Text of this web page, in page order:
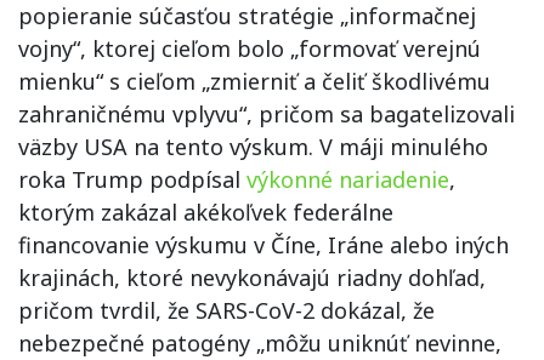
popieranie súčasťou stratégie „informačnej
vojny“, ktorej cieľom bolo „formovať verejnú
mienku“ s cieľom „zmierniť a čeliť škodlivému
zahraničnému vplyvu“, pričom sa bagatelizovali
väzby USA na tento výskum. V máji minulého
roka Trump podpísal výkonné nariadenie,
ktorým zakázal akékoľvek federálne
financovanie výskumu v Číne, Iráne alebo iných
krajinách, ktoré nevykonávajú riadny dohľad,
pričom tvrdil, že SARS-CoV-2 dokázal, že
nebezpečné patogény „môžu uniknúť nevinne,